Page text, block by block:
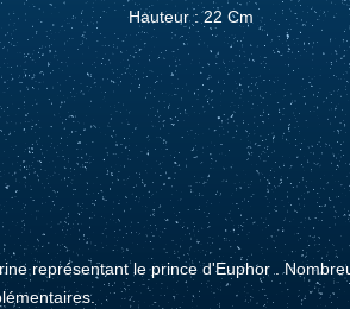
Hauteur : 22 Cm
représentant le prince d'Euphor .